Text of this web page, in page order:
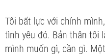
Tôi bất lực với chính
tình yêu đó. Bản thân tôi
mình muốn gì, cần gì.